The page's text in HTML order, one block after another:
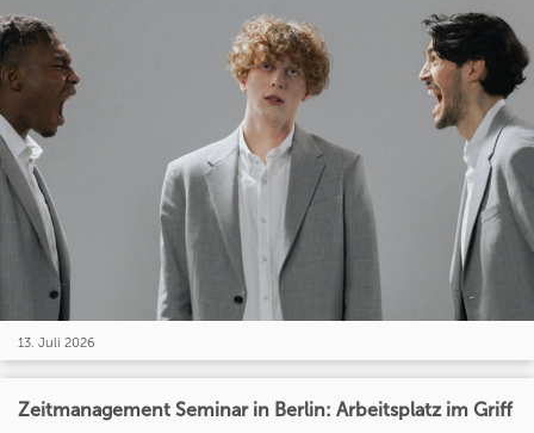
13. Juli 2026
Zeitmanagement Seminar in Berlin: Arbeitsplatz im Griff